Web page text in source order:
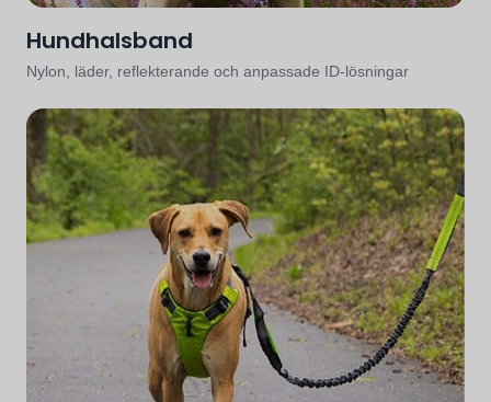
Hundhalsband
Nylon, läder, reflekterande och anpassade ID-lösningar